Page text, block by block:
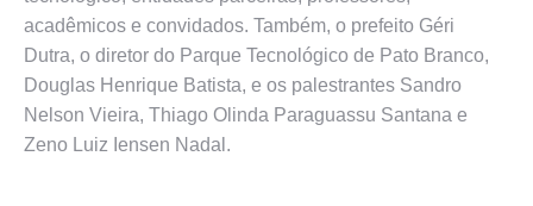
acadêmicos e convidados. Também, o prefeito Géri
Dutra, o diretor do Parque Tecnológico de Pato Branco,
Douglas Henrique Batista, e os palestrantes Sandro
Nelson Vieira, Thiago Olinda Paraguassu Santana e
Zeno Luiz Iensen Nadal.